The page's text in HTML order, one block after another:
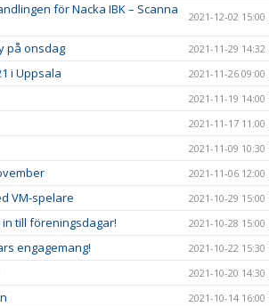
för Nacka IBK – Scanna
2021-12-02 15:00
på onsdag 2021-11-29 14:32
i Uppsala
2021-11-26 09:00
2021-11-19 14:00
2021-11-17 11:00
2021-11-09 10:30
2021-11-06 12:00
VM-spelare 2021-10-29 15:00
till föreningsdagar! 2021-10-28 15:00
engagemang! 2021-10-22 15:30
2021-10-20 14:30
2021-10-14 16:00